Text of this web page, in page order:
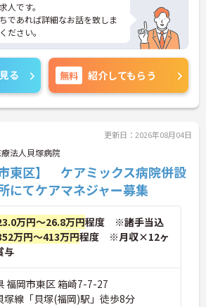
人です。
であれば詳細なお話を致しま
ださい。
る 無料 紹介してもらう
更新日：2026年08月04日
法人貝塚病院
市東区】 ケアミックス病院併設
にてケアマネジャー募集
万円～26.8万円程度 ※諸手当込
万円～413万円程度 ※月収×12ヶ
与
福岡市東区 箱崎7-7-27
塚線「貝塚(福岡)駅」徒歩8分